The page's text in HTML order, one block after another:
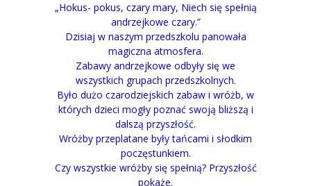
Kontakt
„Hokus- pokus, czary mary, Niech się spełnią
andrzejkowe czary.”
Dzisiaj w naszym przedszkolu panowała
magiczna atmosfera.
Zabawy andrzejkowe odbyły się we
wszystkich grupach przedszkolnych.
Było dużo czarodziejskich zabaw i wróżb, w
których dzieci mogły poznać swoją bliższą i
dalszą przyszłość.
Wróżby przeplatane były tańcami i słodkim
poczęstunkiem.
Czy wszystkie wróżby się spełnią? Przyszłość
pokaże.